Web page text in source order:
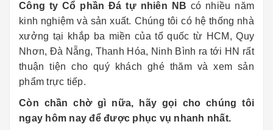
Công ty Cổ phần Đá tự nhiên NB có nhiều năm
kinh nghiệm và sản xuất. Chúng tôi có hệ thống nhà
xưởng tại khắp ba miền của tổ quốc từ HCM, Quy
Nhơn, Đà Nẵng, Thanh Hóa, Ninh Bình ra tới HN rất
thuận tiện cho quý khách ghé thăm và xem sản
phẩm trực tiếp.
Còn chần chờ gì nữa, hãy gọi cho chúng tôi
ngay hôm nay để được phục vụ nhanh nhất.